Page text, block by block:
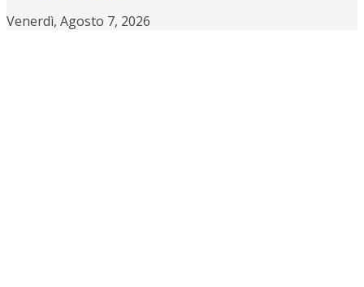
Venerdì, Agosto 7, 2026